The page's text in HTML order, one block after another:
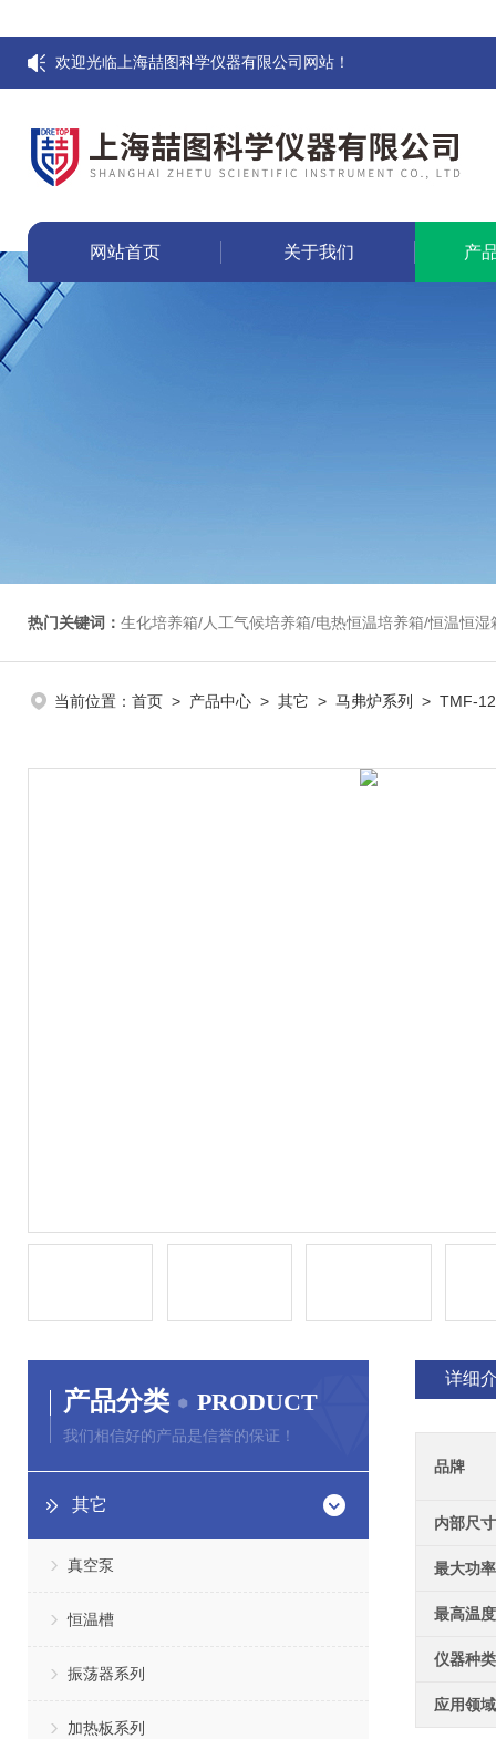
欢迎光临上海喆图科学仪器有限公司网站！
网站首页 关于我们 产
热门关键词： 生化培养箱/人工气候培养箱/电热恒温培养箱/恒温恒湿箱/光照培养箱/二氧化碳培养箱
当前位置： 首页 > 产品中心 > 其它 > 马弗炉系列 > TMF-
产品分类 PRODUCT
我们相信好的产品是信誉的保证！
其它
真空泵
恒温槽
振荡器系列
加热板系列
详细
品牌
内部尺寸
最大功率
最高温度
仪器种类
应用领域